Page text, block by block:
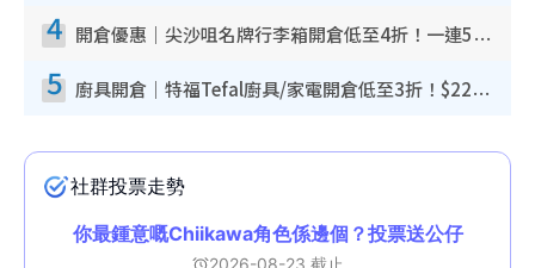
4 開倉優惠｜尖沙咀名牌行李箱開倉低至4折！一連5日 American Tourister/ace./Hallmark $200起！
5 廚具開倉｜特福Tefal廚具/家電開倉低至3折！$220起買平底鍋/炒鑊/湯煲！電飯煲/吸塵機/燙斗$418起